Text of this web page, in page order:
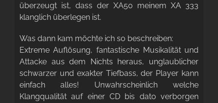
überzeugt ist, dass der XA50 meinem XA 333
klanglich überlegen ist.
Was dann kam möchte ich so beschreiben:
Extreme Auflösung, fantastische Musikalität und
Attacke aus dem Nichts heraus, unglaublicher
schwarzer und exakter Tiefbass, der Player kann
einfach alles! Unwahrscheinlich welche
Klangqualität auf einer CD bis dato verborgen